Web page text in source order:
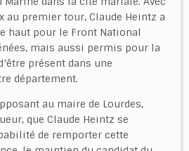
au premier tour, Claude Heintz a
haut pour le Front National
mais aussi permis pour la
présent dans une
département.
au maire de Lourdes,
que Claude Heintz se
de remporter cette